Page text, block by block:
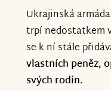
bezmocné USA.
Cherson je
část
řeky. Znám
Ukrajinská
trpí nedostatkem
se k ní stále
vlastních peněz,
svých rodin.